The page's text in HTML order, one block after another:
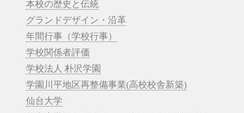
本校の歴史と伝統
グランドデザイン・沿革
年間行事（学校行事）
学校関係者評価
学校法人 朴沢学園
学園川平地区再整備事業(高校校舎新築)
仙台大学